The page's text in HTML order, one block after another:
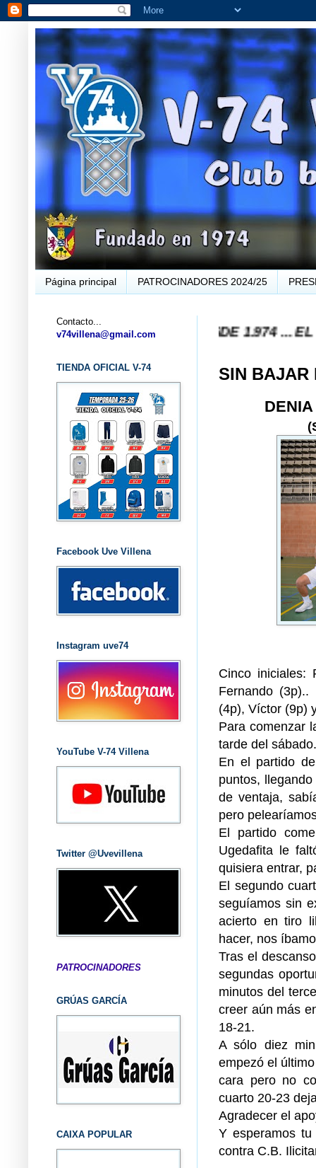
Página principal PATROCINADORES 2024/25
... V-74 VILLENA DESDE 1.974 ... EL "UVE"
SIN BAJAR
Cinco iniciales:
Fernando
(4p), Víctor (9p)
Para comenzar
tarde del sábado.
En el partido
puntos,
de ventaja,
pero
El partido
Ugedafita le
quisiera entrar,
El segundo
seguíamos sin
acierto en tiro
hacer, nos
Tras el
segundas
minutos del
creer aún más
18-21.
A sólo diez
empezó el
cara pero no
cuarto 20-23
Agradecer el
Y esperamos
contra C.B.
Contacto...
v74villena@gmail.com
TIENDA OFICIAL V-74
Facebook Uve Villena
Instagram uve74
YouTube V-74 Villena
Twitter @Uvevillena
PATROCINADORES
GRÚAS GARCÍA
CAIXA POPULAR